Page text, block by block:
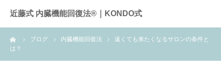
近藤式 内臓機能回復法®｜KONDO式
ブログ 内臓機能回復法
遠くても来たくなるサロンの条件と
は？
近藤式内臓機能回復法とは